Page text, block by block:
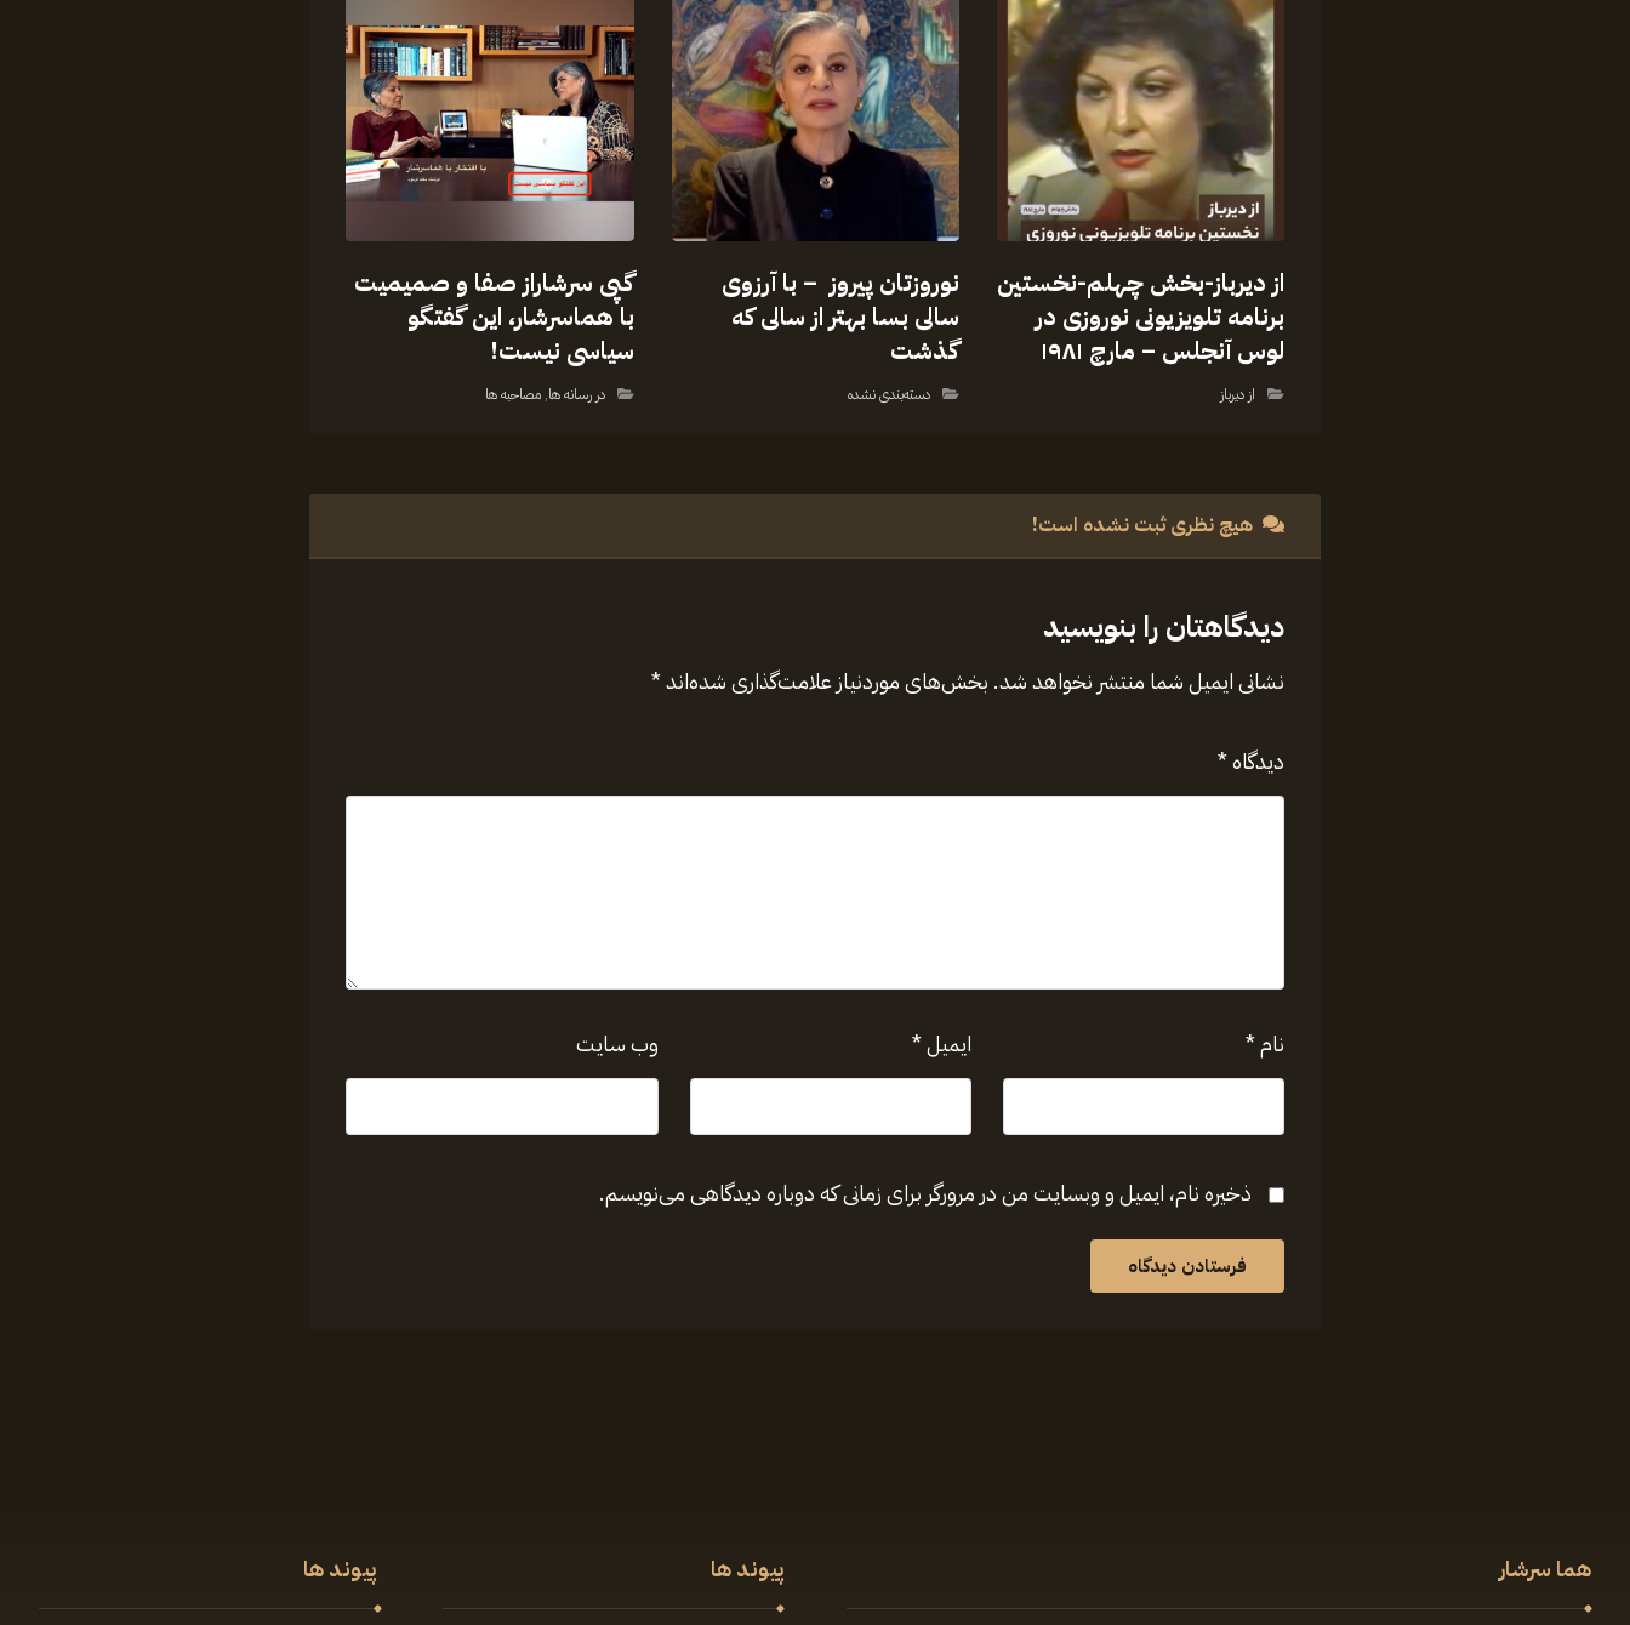
از دیرباز-بخش چهلم-نخستین
برنامه تلویزیونی نوروزی در
لوس آنجلس – مارچ ۱۹۸۱
از دیرباز
نوروزتان پیروز – با آرزوی
سالی بسا بهتر از سالی که
گذشت
دسته‌بندی نشده
گپی سرشاراز صفا و صمیمیت
با هماسرشار، این گفتگو
سیاسی نیست!
در رسانه ها,مصاحبه ها
هیچ نظری ثبت نشده است!
دیدگاهتان را بنویسید
نشانی ایمیل شما منتشر نخواهد شد. بخش‌های موردنیاز علامت‌گذاری شده‌اند*
دیدگاه*
نام* ایمیل* وب‌ سایت
ذخیره نام، ایمیل و وبسایت من در مرورگر برای زمانی که دوباره دیدگاهی می‌نویسم.
فرستادن دیدگاه
هما سرشار پیوند ها پیوند ها